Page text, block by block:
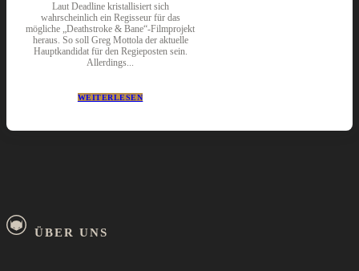
Laut Deadline kristallisiert sich
wahrscheinlich ein Regisseur für das
mögliche „Deathstroke & Bane“-Filmprojekt
heraus. So soll Greg Mottola der aktuelle
Hauptkandidat für den Regieposten sein.
Allerdings...
WEITERLESEN
ÜBER UNS